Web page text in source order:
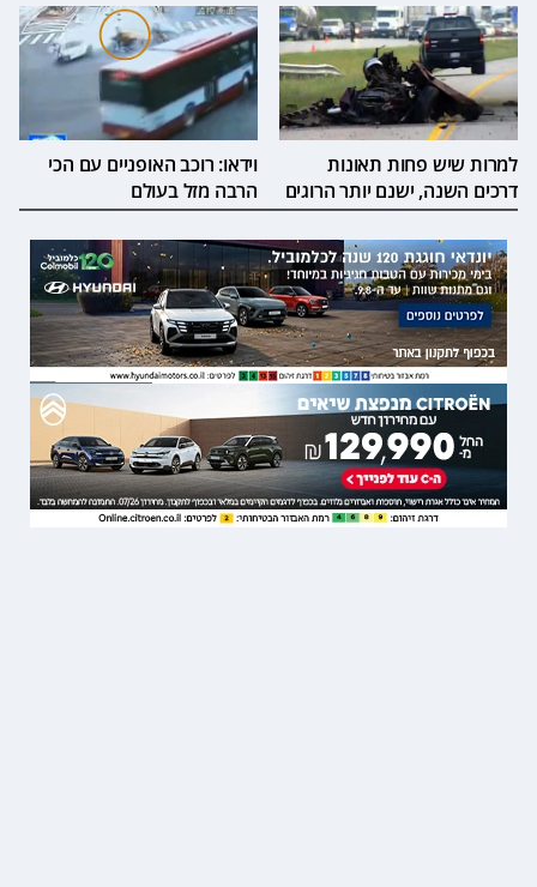
למרות שיש פחות תאונות
דרכים השנה, ישנם יותר הרוגים
וידאו: רוכב האופניים עם הכי
הרבה מזל בעולם